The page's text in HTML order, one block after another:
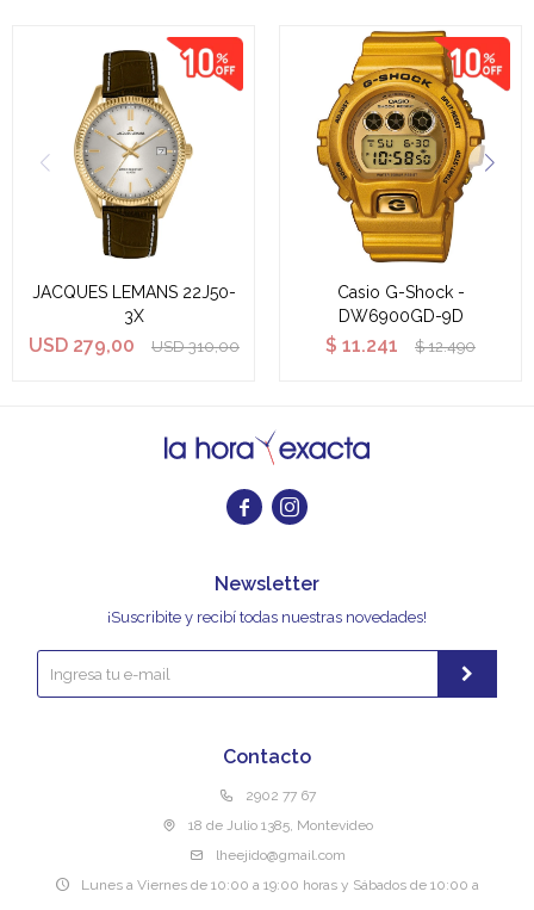
JACQUES LEMANS 22J50-
3X
USD 279,00 USD 310,00
Casio G-Shock -
DW6900GD-9D
$ 11.241 $ 12.490
 
Contacto
2902 77 67
18 de Julio 1385, Montevideo
lheejido@gmail.com
Lunes a Viernes de 10:00 a 19:00 horas y Sábados de 10:00 a
Newsletter
¡Suscribite y recibí todas nuestras novedades!